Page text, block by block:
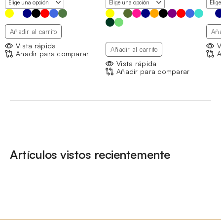
Añadir al carrito
Vista rápida
Añadir para comparar
Añadir al carrito
Vista rápida
Añadir para comparar
Artículos vistos recientemente